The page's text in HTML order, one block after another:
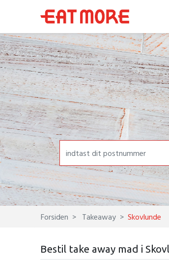
Forsiden Takeaway Skovlunde
Bestil take away mad i